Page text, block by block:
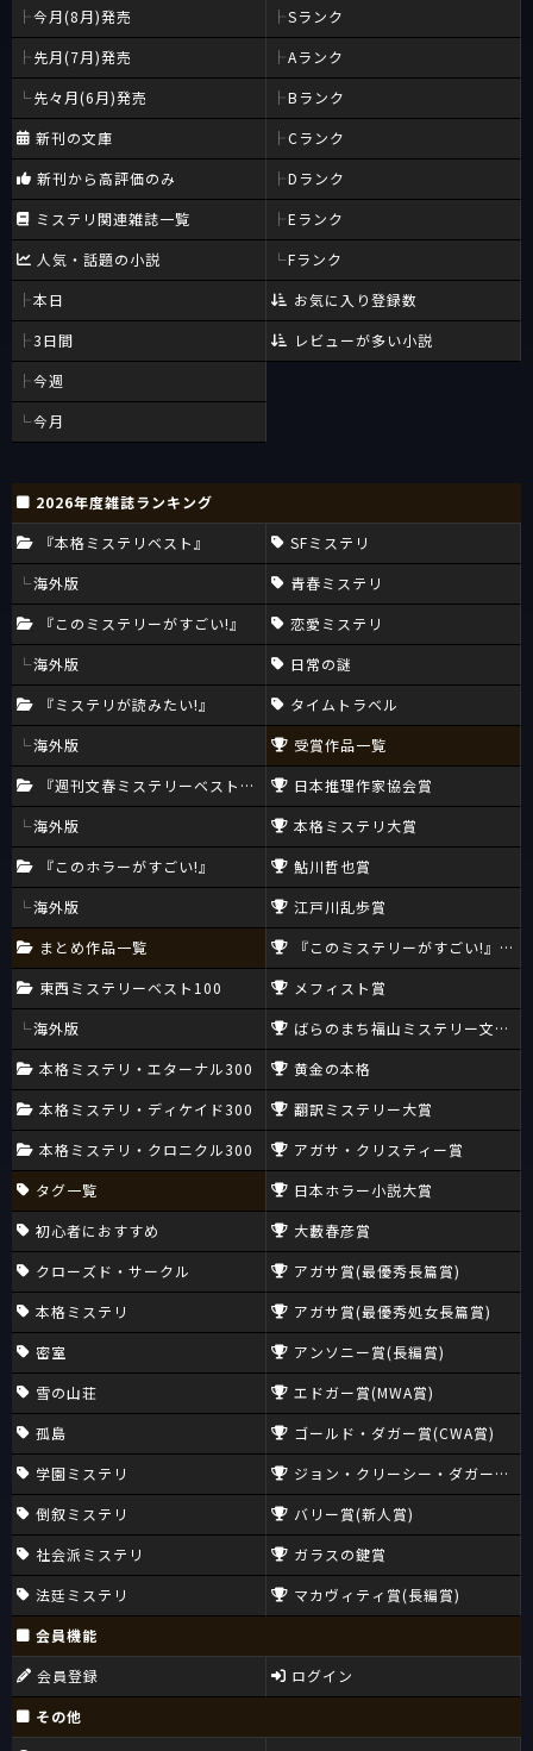
今月(8月)発売
先月(7月)発売
先々月(6月)発売
新刊の文庫
新刊から高評価のみ
ミステリ関連雑誌一覧
人気・話題の小説
本日
3日間
今週
今月
Sランク
Aランク
Bランク
Cランク
Dランク
Eランク
Fランク
お気に入り登録数
レビューが多い小説
2026年度雑誌ランキング
『本格ミステリベスト』
海外版
『このミステリーがすごい!』
海外版
『ミステリが読みたい!』
海外版
『週刊文春ミステリーベスト10』
海外版
『このホラーがすごい!』
海外版
まとめ作品一覧
東西ミステリーベスト100
海外版
本格ミステリ・エターナル300
本格ミステリ・ディケイド300
本格ミステリ・クロニクル300
タグ一覧
初心者におすすめ
クローズド・サークル
本格ミステリ
密室
雪の山荘
孤島
学園ミステリ
倒叙ミステリ
社会派ミステリ
法廷ミステリ
SFミステリ
青春ミステリ
恋愛ミステリ
日常の謎
タイムトラベル
受賞作品一覧
日本推理作家協会賞
本格ミステリ大賞
鮎川哲也賞
江戸川乱歩賞
『このミステリーがすごい!』大賞
メフィスト賞
ばらのまち福山ミステリー文学新
黄金の本格
翻訳ミステリー大賞
アガサ・クリスティー賞
日本ホラー小説大賞
大藪春彦賞
アガサ賞(最優秀長篇賞)
アガサ賞(最優秀処女長篇賞)
アンソニー賞(長編賞)
エドガー賞(MWA賞)
ゴールド・ダガー賞(CWA賞)
ジョン・クリーシー・ダガー賞
バリー賞(新人賞)
ガラスの鍵賞
マカヴィティ賞(長編賞)
会員機能
会員登録
ログイン
その他